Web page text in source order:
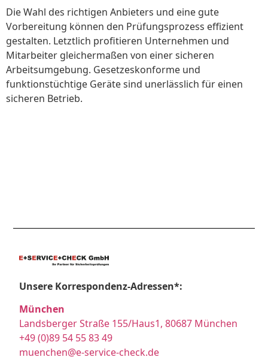
Die Wahl des richtigen Anbieters und eine gute
Vorbereitung können den Prüfungsprozess effizient
gestalten. Letztlich profitieren Unternehmen und
Mitarbeiter gleichermaßen von einer sicheren
Arbeitsumgebung. Gesetzeskonforme und
funktionstüchtige Geräte sind unerlässlich für einen
sicheren Betrieb.
Unsere Korrespondenz-Adressen*:
München
Landsberger Straße 155/Haus1, 80687 München
+49 (0)89 54 55 83 49
muenchen@e-service-check.de